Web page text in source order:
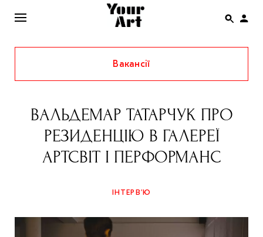
ENG
НОВИНИ
АФІША
ІНТЕРВ’Ю
СТАТТІ
THE UKRAINIAN PAVILION AT VENICE BIENNALE
Вакансії
ВАЛЬДЕМАР ТАТАРЧУК ПРО
РЕЗИДЕНЦІЮ В ГАЛЕРЕЇ
АРТСВІТ І ПЕРФОРМАНС
ІНТЕРВ’Ю